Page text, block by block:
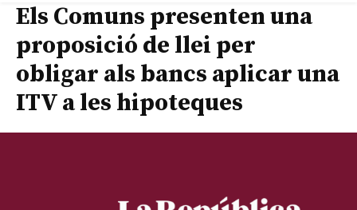
Els Comuns presenten una
proposició de llei per
obligar als bancs aplicar una
ITV a les hipoteques